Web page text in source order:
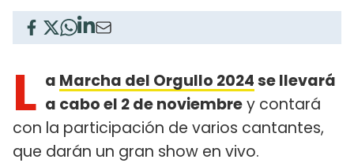
L a Marcha del Orgullo 2024se llevará
a cabo el 2 de noviembrey contará
con la participación de varios cantantes,
que darán un gran show en vivo.